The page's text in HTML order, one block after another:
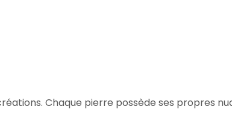
Chaque pierre possède ses propres